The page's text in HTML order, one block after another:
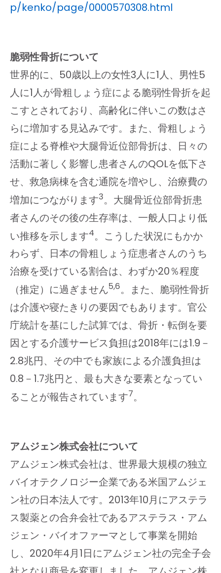
p/kenko/page/0000570308.html
脆弱性骨折について
世界的に、50歳以上の女性3人に1人、男性5
人に1人が骨粗しょう症による脆弱性骨折を起
こすとされており、高齢化に伴いこの数はさ
らに増加する見込みです。また、骨粗しょう
症による脊椎や大腿骨近位部骨折は、日々の
活動に著しく影響し患者さんのQOLを低下さ
せ、救急病棟を含む通院を増やし、治療費の
増加につながります3。大腿骨近位部骨折患
者さんのその後の生存率は、一般人口より低
い推移を示します4。こうした状況にもかか
わらず、日本の骨粗しょう症患者さんのうち
治療を受けている割合は、わずか20％程度
（推定）に過ぎません5,6。また、脆弱性骨折
は介護や寝たきりの要因でもあります。官公
庁統計を基にした試算では、骨折・転倒を要
因とする介護サービス負担は2018年には1.9－
2.8兆円、その中でも家族による介護負担は
0.8－1.7兆円と、最も大きな要素となってい
ることが報告されています7。
アムジェン株式会社について
アムジェン株式会社は、世界最大規模の独立
バイオテクノロジー企業である米国アムジェ
ン社の日本法人です。2013年10月にアステラ
ス製薬との合弁会社であるアステラス・アム
ジェン・バイオファーマとして事業を開始
し、2020年4月1日にアムジェン社の完全子会